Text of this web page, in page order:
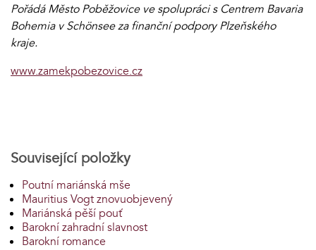
Pořádá Město Poběžovice ve spolupráci s Centrem Bavaria
Bohemia v Schönsee za finanční podpory Plzeňského
kraje.
www.zamekpobezovice.cz
Související položky
Poutní mariánská mše
Mauritius Vogt znovuobjevený
Mariánská pěší pouť
Barokní zahradní slavnost
Barokní romance